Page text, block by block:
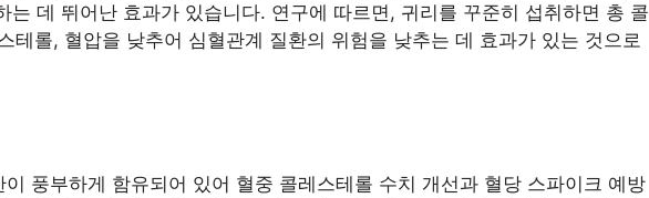
는 데 뛰어난 효과가 있습니다. 연구에 따르면, 귀리를 꾸준히 섭취하면 총 콜
테롤, 혈압을 낮추어 심혈관계 질환의 위험을 낮추는 데 효과가 있는 것으로
이 풍부하게 함유되어 있어 혈중 콜레스테롤 수치 개선과 혈당 스파이크 예방